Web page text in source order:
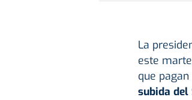
La
este
que
subida